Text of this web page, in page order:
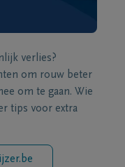
verlies?
om rouw beter
om te gaan. Wie
tips voor extra